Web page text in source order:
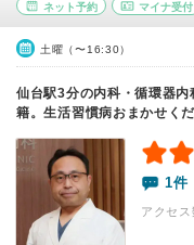
ネット予約 マイナ受付
土曜（〜16:30）
仙台駅3分の内科・循環器
籍。生活習慣病おまかせくだ
1件
アクセ